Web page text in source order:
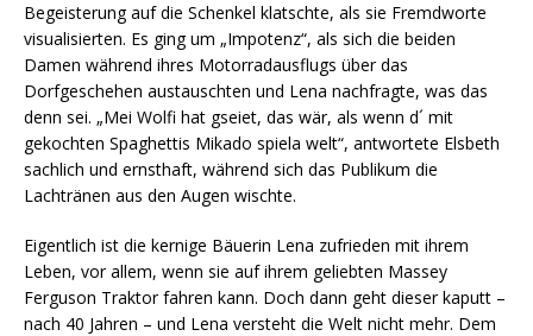
Begeisterung auf die Schenkel klatschte, als sie Fremdworte
visualisierten. Es ging um „Impotenz“, als sich die beiden
Damen während ihres Motorradausflugs über das
Dorfgeschehen austauschten und Lena nachfragte, was das
denn sei. „Mei Wolfi hat gseiet, das wär, als wenn d´ mit
gekochten Spaghettis Mikado spiela welt“, antwortete Elsbeth
sachlich und ernsthaft, während sich das Publikum die
Lachtränen aus den Augen wischte.
Eigentlich ist die kernige Bäuerin Lena zufrieden mit ihrem
Leben, vor allem, wenn sie auf ihrem geliebten Massey
Ferguson Traktor fahren kann. Doch dann geht dieser kaputt –
nach 40 Jahren – und Lena versteht die Welt nicht mehr. Dem